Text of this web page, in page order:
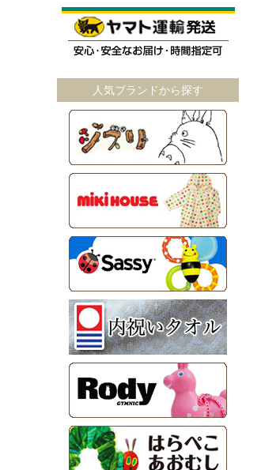
人気ブランドから探す